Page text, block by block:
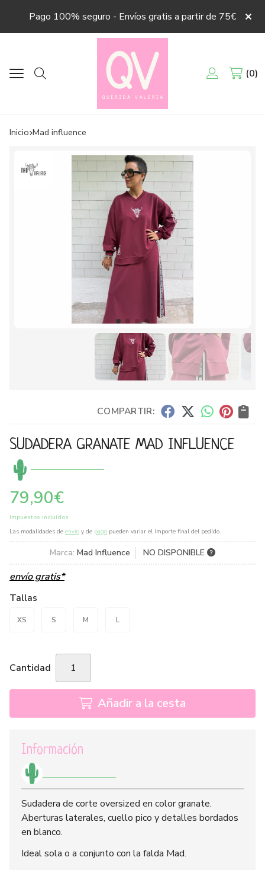
Pago 100% seguro - Envíos gratis a partir de 75€
Buscar
0
Inicio mad influence
COMPARTIR:
SUDADERA GRANATE MAD INFLUENCE
79,90€
Impuestos incluidos
Las modalidades de envío y de pago pueden variar el importe final del pedido.
Marca: Mad Influence NO DISPONIBLE
envío gratis*
Tallas
XS S M L
Cantidad
Añadir a la cesta
Información
Sudadera de corte oversized en color granate.
Aberturas laterales, cuello pico y detalles bordados
en blanco.
Ideal sola o a conjunto con la falda Mad.